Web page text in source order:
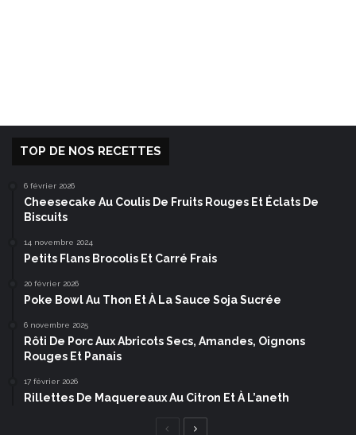
TOP DE NOS RECETTES
6 février 2026
Cheesecake Au Coulis De Fruits Rouges Et Éclats De
Biscuits
14 novembre 2024
Petits Flans Brocolis Et Carré Frais
20 février 2026
Poke Bowl Au Thon Et À La Sauce Soja Sucrée
6 novembre 2025
Rôti De Porc Aux Abricots Secs, Amandes, Oignons
Rouges Et Panais
17 février 2026
Rillettes De Maquereaux Au Citron Et À L’aneth
Page